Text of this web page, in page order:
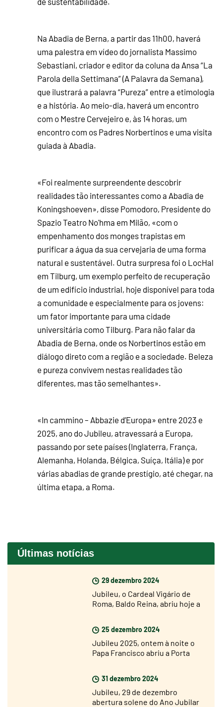
Na Abadia de Berna, a partir das 11h00, haverá
uma palestra em vídeo do jornalista Massimo
Sebastiani, criador e editor da coluna da Ansa “La
Parola della Settimana” (A Palavra da Semana),
que ilustrará a palavra “Pureza” entre a etimologia
e a história. Ao meio-dia, haverá um encontro
com o Mestre Cervejeiro e, às 14 horas, um
encontro com os Padres Norbertinos e uma visita
guiada à Abadia.
«Foi realmente surpreendente descobrir
realidades tão interessantes como a Abadia de
Koningshoeven», disse Pomodoro, Presidente do
Spazio Teatro No'hma em Milão, «com o
empenhamento dos monges trapistas em
purificar a água da sua cervejaria de uma forma
natural e sustentável. Outra surpresa foi o LocHal
em Tilburg, um exemplo perfeito de recuperação
de um edifício industrial, hoje disponível para toda
a comunidade e especialmente para os jovens:
um fator importante para uma cidade
universitária como Tilburg. Para não falar da
Abadia de Berna, onde os Norbertinos estão em
diálogo direto com a região e a sociedade. Beleza
e pureza convivem nestas realidades tão
diferentes, mas tão semelhantes».
«In cammino – Abbazie d’Europa» entre 2023 e
2025, ano do Jubileu, atravessará a Europa,
passando por sete países (Inglaterra, França,
Alemanha, Holanda, Bélgica, Suíça, Itália) e por
várias abadias de grande prestígio, até chegar, na
última etapa, a Roma.
Últimas notícias
29 dezembro 2024
Jubileu, o Cardeal Vigário de
Roma, Baldo Reina, abriu hoje a
25 dezembro 2024
Jubileu 2025, ontem à noite o
Papa Francisco abriu a Porta
31 dezembro 2024
Jubileu, 29 de dezembro
abertura solene do Ano Jubilar